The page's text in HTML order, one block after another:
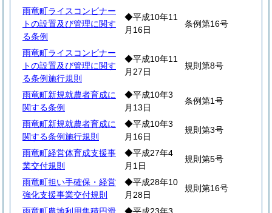
雨竜町ライスコンビナー
トの設置及び管理に関す
る条例
◆平成10年11
月16日
条例第16号
雨竜町ライスコンビナー
トの設置及び管理に関す
る条例施行規則
◆平成10年11
月27日
規則第8号
雨竜町新規就農者育成に
関する条例
◆平成10年3
月13日
条例第1号
雨竜町新規就農者育成に
関する条例施行規則
◆平成10年3
月16日
規則第3号
雨竜町経営体育成支援事
業交付規則
◆平成27年4
月1日
規則第5号
雨竜町担い手確保・経営
強化支援事業交付規則
◆平成28年10
月28日
規則第16号